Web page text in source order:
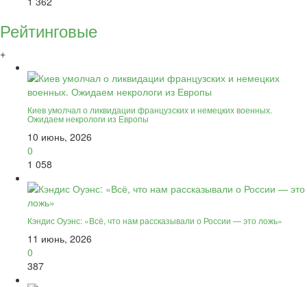
Рейтинговые
+
Киев умолчал о ликвидации французских и немецких военных.
Ожидаем некрологи из Европы
10 июнь, 2026
0
1 058
Кэндис Оуэнс: «Всё, что нам рассказывали о России — это ложь»
11 июнь, 2026
0
387